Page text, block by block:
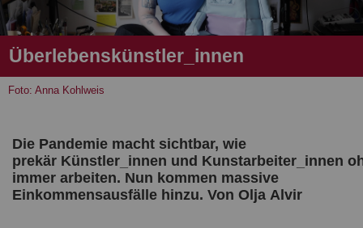
Überlebenskünstler_innen
Foto: Anna Kohlweis
Die Pandemie macht sichtbar, wie
prekär Künstler_innen und Kunstarbeiter_innen
immer arbeiten. Nun kommen massive
Einkommensausfälle hinzu. Von Olja Alvir